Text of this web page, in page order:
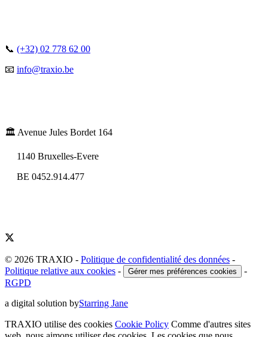
📞 (+32) 02 778 62 00
📧 info@traxio.be
🏛️ Avenue Jules Bordet 164
1140 Bruxelles-Evere
BE 0452.914.477
© 2026 TRAXIO - Politique de confidentialité des données -
Politique relative aux cookies - Gérer mes préférences cookies
-
RGPD
a digital solution byStarring Jane
TRAXIO utilise des cookies Cookie Policy Comme d'autres sites